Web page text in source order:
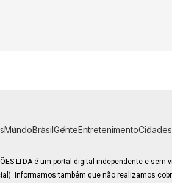
MundoBrasilGenteEntretenimentoCidades
LTDA é um portal digital independente e sem
Informamos também que não realizamos